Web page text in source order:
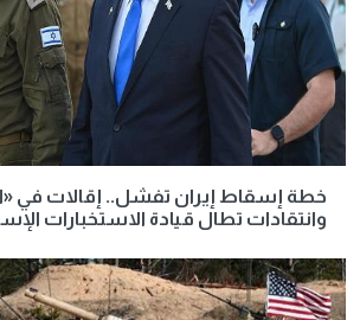
خطة إسقاط إيران تفشل.. إقالات في
وانتقادات تطال قيادة الاستخبارات